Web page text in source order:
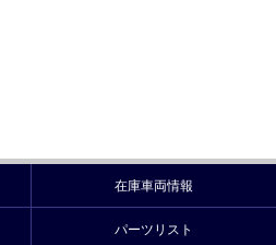
在庫車両情報
パーツリスト